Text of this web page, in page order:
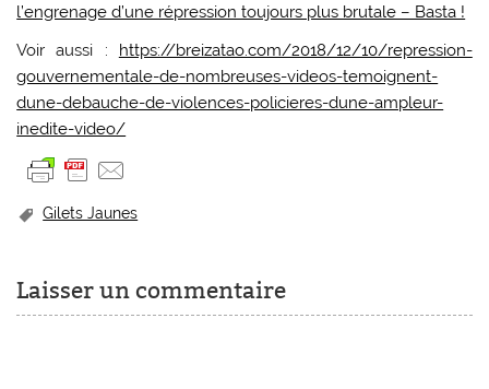
l’engrenage d’une répression toujours plus brutale – Basta !
Voir aussi : https://breizatao.com/2018/12/10/repression-
gouvernementale-de-nombreuses-videos-temoignent-
dune-debauche-de-violences-policieres-dune-ampleur-
inedite-video/
Gilets Jaunes
Laisser un commentaire